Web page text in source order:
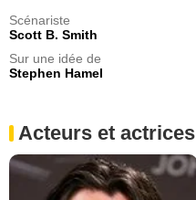
Scénariste
Scott B. Smith
Sur une idée de
Stephen Hamel
Acteurs et actrices